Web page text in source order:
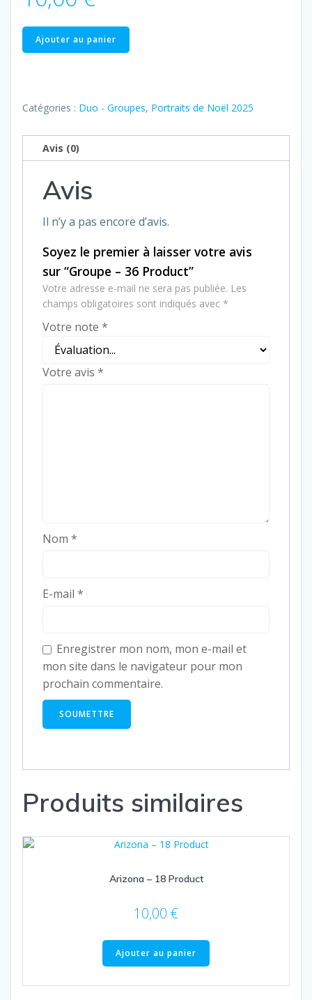
quantité
de
36
Ajouter au panier
Catégories : Duo - Groupes, Portraits de Noël 2025
Avis (0)
Avis
Il n’y a pas encore d’avis.
Soyez le premier à laisser votre avis
sur “Groupe – 36 Product”
Votre adresse e-mail ne sera pas publiée. Les
champs obligatoires sont indiqués avec *
Votre note *
Votre avis *
Nom *
E-mail *
Enregistrer mon nom, mon e-mail et
mon site dans le navigateur pour mon
prochain commentaire.
Produits similaires
Arizona – 18 Product
10,00 €
Ajouter au panier